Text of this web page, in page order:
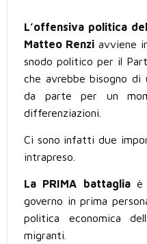
L’offensiva politica
Matteo Renzi avviene
snodo politico per il
che avrebbe bisogno
da parte per un
differenziazioni.
Ci sono infatti due
intrapreso.
La PRIMA battaglia è
governo in prima
politica economica
migranti.